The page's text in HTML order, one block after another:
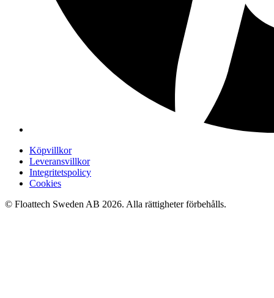
Köpvillkor
Leveransvillkor
Integritetspolicy
Cookies
© Floattech Sweden AB 2026. Alla rättigheter förbehålls.